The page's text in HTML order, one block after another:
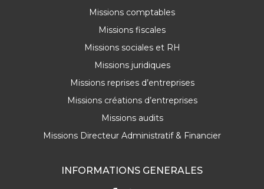
Missions comptables
Missions fiscales
Missions sociales et RH
Missions juridiques
Missions reprises d’entreprises
Missions créations d’entreprises
Missions audits
Missions Directeur Administratif & Financier
INFORMATIONS GENERALES